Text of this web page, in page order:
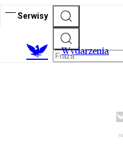
Serwisy
Wydarzenia